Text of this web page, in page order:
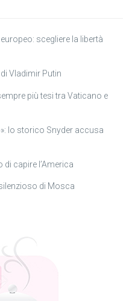
scegliere la libertà
Vladimir Putin
più tesi tra Vaticano e
lo storico Snyder accusa
di capire l’America
di Mosca